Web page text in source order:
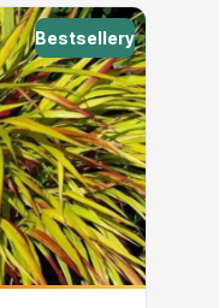
Bestsellery